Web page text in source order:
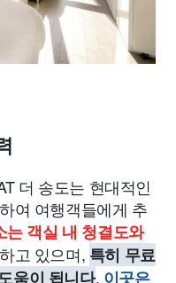
더 송도는 현대적인
여 여행객들에게 추
는 객실 내 청결도와
하고 있으며, 특히 무료
움이 됩니다. 이곳은